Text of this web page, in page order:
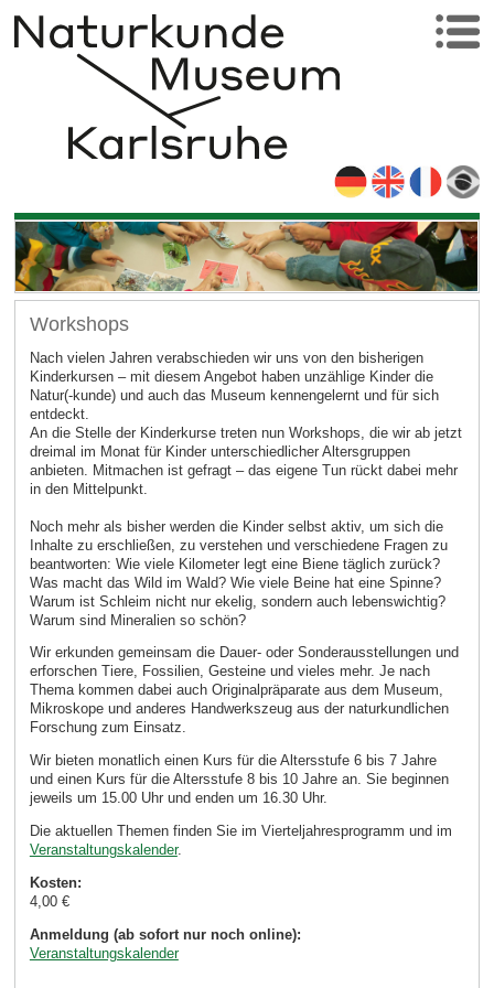
Workshops
Nach vielen Jahren verabschieden wir uns von den bisherigen
Kinderkursen – mit diesem Angebot haben unzählige Kinder die
Natur(-kunde) und auch das Museum kennengelernt und für sich
entdeckt.
An die Stelle der Kinderkurse treten nun Workshops, die wir ab jetzt
dreimal im Monat für Kinder unterschiedlicher Altersgruppen
anbieten. Mitmachen ist gefragt – das eigene Tun rückt dabei mehr
in den Mittelpunkt.
Noch mehr als bisher werden die Kinder selbst aktiv, um sich die
Inhalte zu erschließen, zu verstehen und verschiedene Fragen zu
beantworten: Wie viele Kilometer legt eine Biene täglich zurück?
Was macht das Wild im Wald? Wie viele Beine hat eine Spinne?
Warum ist Schleim nicht nur ekelig, sondern auch lebenswichtig?
Warum sind Mineralien so schön?
Wir erkunden gemeinsam die Dauer- oder Sonderausstellungen und
erforschen Tiere, Fossilien, Gesteine und vieles mehr. Je nach
Thema kommen dabei auch Originalpräparate aus dem Museum,
Mikroskope und anderes Handwerkszeug aus der naturkundlichen
Forschung zum Einsatz.
Wir bieten monatlich einen Kurs für die Altersstufe 6 bis 7 Jahre
und einen Kurs für die Altersstufe 8 bis 10 Jahre an. Sie beginnen
jeweils um 15.00 Uhr und enden um 16.30 Uhr.
Die aktuellen Themen finden Sie im Vierteljahresprogramm und im
Veranstaltungskalender.
Kosten:
4,00 €
Anmeldung (ab sofort nur noch online):
Veranstaltungskalender